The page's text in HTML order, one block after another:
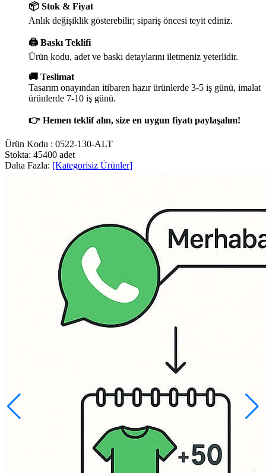
📦 Stok & Fiyat
Anlık değişiklik gösterebilir; sipariş öncesi teyit ediniz.
🖨️ Baskı Teklifi
Ürün kodu, adet ve baskı detaylarını iletmeniz yeterlidir.
🚚 Teslimat
Tasarım onayından itibaren hazır ürünlerde 3-5 iş günü, imalat
ürünlerde 7-10 iş günü.
👉 Hemen teklif alın, size en uygun fiyatı paylaşalım!
Ürün Kodu : 0522-130-ALT
Stokta: 45400 adet
Daha Fazla: [Kategorisiz Ürünler]